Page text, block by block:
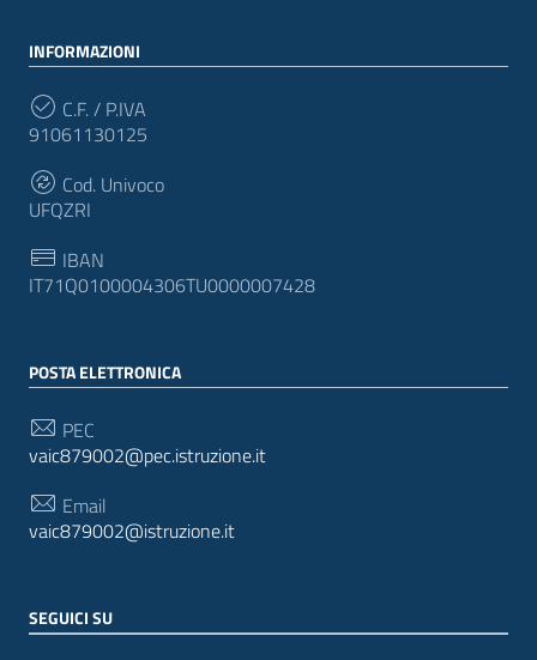
INFORMAZIONI
C.F. / P.IVA
91061130125
Cod. Univoco
UFQZRI
IBAN
IT71Q0100004306TU0000007428
POSTA ELETTRONICA
PEC
vaic879002@pec.istruzione.it
Email
vaic879002@istruzione.it
SEGUICI SU